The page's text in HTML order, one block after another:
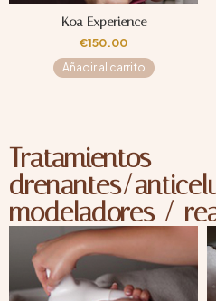
Koa Experience
€150.00
Añadir al carrito
Tratamientos
drenantes/
modeladores /